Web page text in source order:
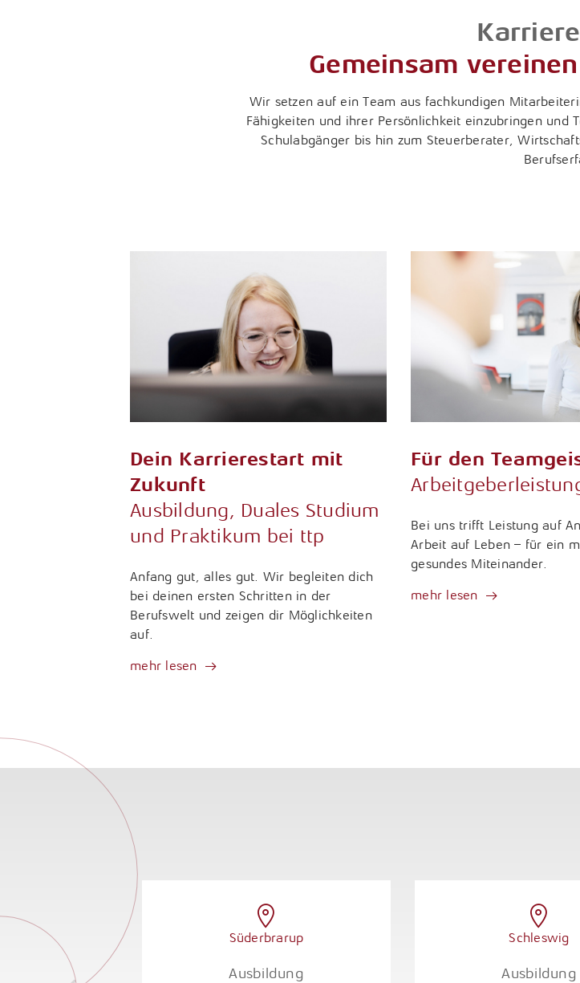
Gemeinsam
Wir setzen auf ein Team aus fachkundigen
Fähigkeiten und ihrer Persönlichkeit einzubringen und
Schulabgänger bis hin zum Steuerberater,
Dein Karrierestart mit
Zukunft
Ausbildung, Duales Studium
und Praktikum bei ttp
Anfang gut, alles gut. Wir begleiten dich
bei deinen ersten Schritten in der
Berufswelt und zeigen dir Möglichkeiten
auf.
mehr lesen
Für den
Bei uns trifft Leistung auf
Arbeit auf Leben – für ein
gesundes Miteinander.
mehr lesen
Süderbrarup
Ausbildung
Schleswig
Ausbildung